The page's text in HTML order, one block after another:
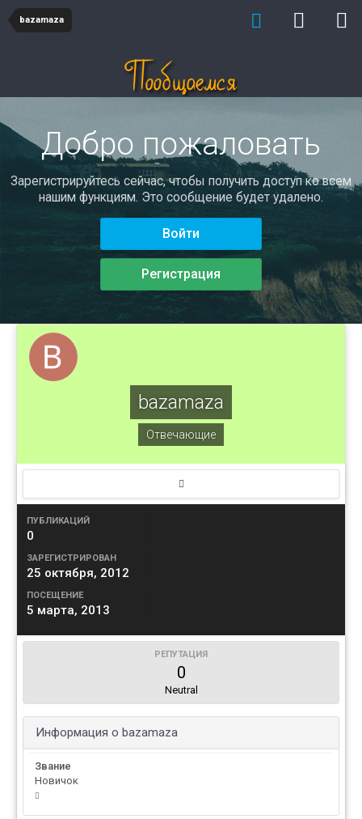
bazamaza
Добро пожаловать
Зарегистрируйтесь сейчас, чтобы получить доступ ко всем
нашим функциям. Это сообщение будет удалено.
Войти
Регистрация
bazamaza
Отвечающие
ПУБЛИКАЦИЙ
0
ЗАРЕГИСТРИРОВАН
25 октября, 2012
ПОСЕЩЕНИЕ
5 марта, 2013
РЕПУТАЦИЯ
0
Neutral
Информация о bazamaza
Звание
Новичок